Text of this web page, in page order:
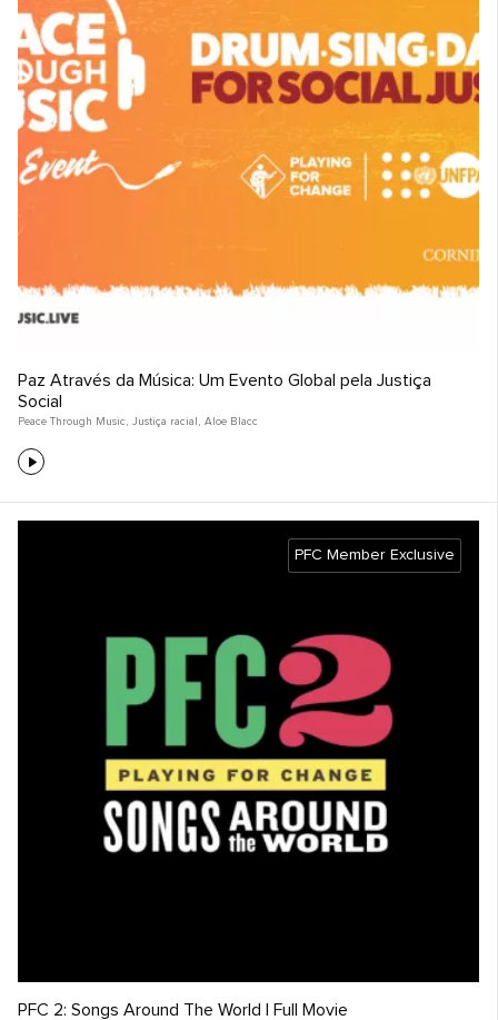
Paz Através da Música: Um Evento Global pela Justiça
Social
Peace Through Music , Justiça racial , Aloe Blacc
PFC Member Exclusive
PFC 2: Songs Around The World | Full Movie